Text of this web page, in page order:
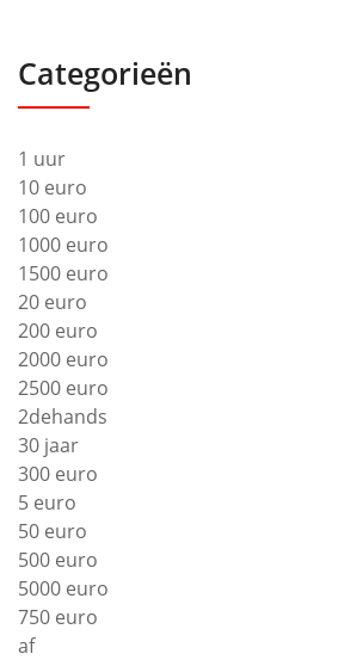
Categorieën
1 uur
10 euro
100 euro
1000 euro
1500 euro
20 euro
200 euro
2000 euro
2500 euro
2dehands
30 jaar
300 euro
5 euro
50 euro
500 euro
5000 euro
750 euro
af